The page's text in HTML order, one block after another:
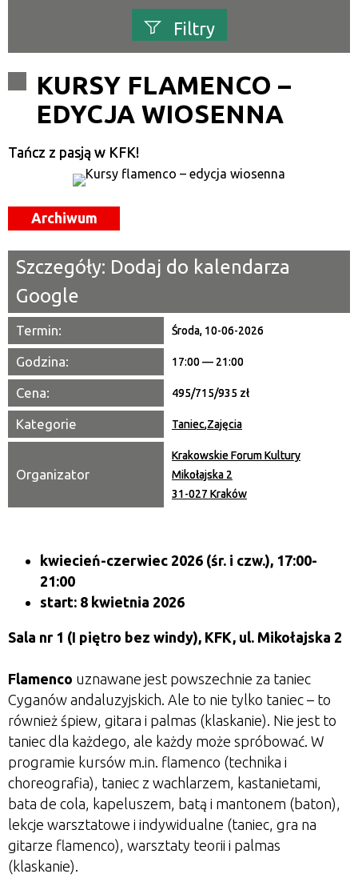
Filtry
Kategoria
Trwające w zakresie
—
Organizator
KURSY FLAMENCO –
EDYCJA WIOSENNA
Tańcz z pasją w KFK!
Archiwum
Szczegóły: Dodaj do kalendarza
Google
Termin: Środa, 10-06-2026
Godzina: 17:00 — 21:00
Cena: 495/715/935 zł
Kategorie Taniec,Zajęcia
Organizator
Krakowskie Forum Kultury
Mikołajska 2
31-027 Kraków
kwiecień-czerwiec 2026 (śr. i czw.), 17:00-
21:00
start: 8 kwietnia 2026
Sala nr 1 (I piętro bez windy), KFK, ul. Mikołajska 2
Flamenco uznawane jest powszechnie za taniec
Cyganów andaluzyjskich. Ale to nie tylko taniec – to
również śpiew, gitara i palmas (klaskanie). Nie jest to
taniec dla każdego, ale każdy może spróbować. W
programie kursów m.in. flamenco (technika i
choreografia), taniec z wachlarzem, kastanietami,
bata de cola, kapeluszem, batą i mantonem (baton),
lekcje warsztatowe i indywidualne (taniec, gra na
gitarze flamenco), warsztaty teorii i palmas
(klaskanie).